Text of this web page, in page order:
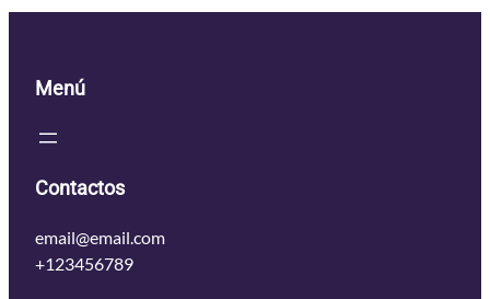
Menú
Contactos
email@email.com
+123456789